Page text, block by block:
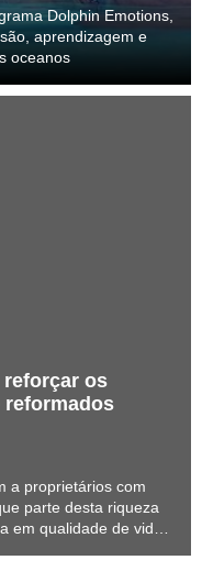
Dolphin Emotions,
aprendizagem e
oceanos
os
reformados
a proprietários com
parte desta riqueza
em qualidade de vida